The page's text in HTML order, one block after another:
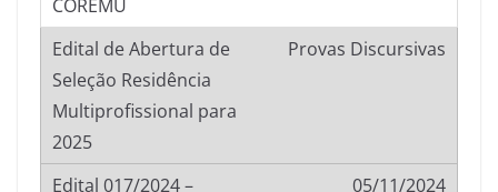
Provas Discursivas
05/11/2024